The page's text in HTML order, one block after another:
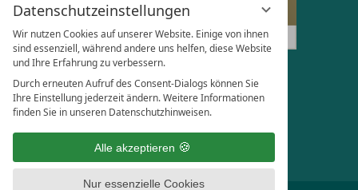
Datenschutzeinstellungen
Wir nutzen Cookies auf unserer Website. Einige von ihnen
sind essenziell, während andere uns helfen, diese Website
und Ihre Erfahrung zu verbessern.
Durch erneuten Aufruf des Consent-Dialogs können Sie
Ihre Einstellung jederzeit ändern. Weitere Informationen
finden Sie in unseren Datenschutzhinweisen.
Alle akzeptieren
Nur essenzielle Cookies